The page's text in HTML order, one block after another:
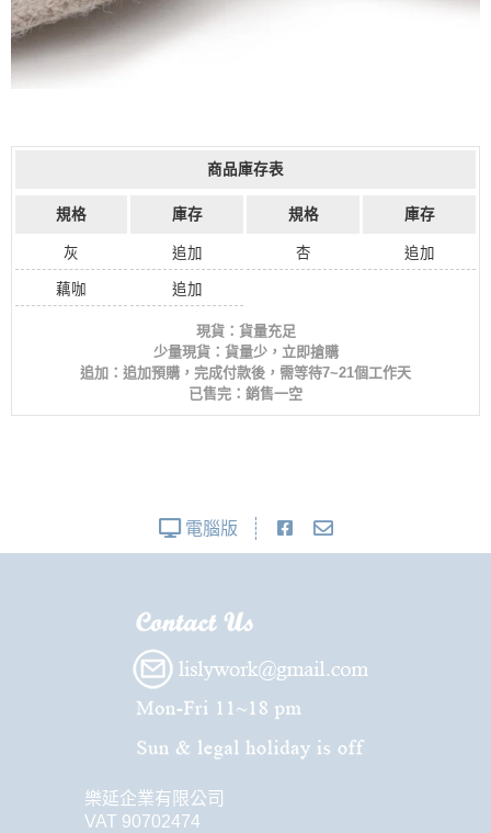
商品庫存表
規格 庫存 規格 庫存
灰 追加 杏 追加
藕咖 追加
現貨：貨量充足
少量現貨：貨量少，立即搶購
追加：追加預購，完成付款後，需等待7~21個工作天
已售完：銷售一空
電腦版
樂延企業有限公司
VAT 90702474